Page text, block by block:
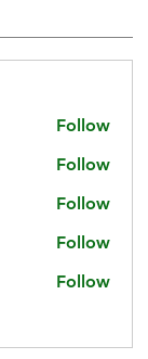
Follow
Follow
Follow
Follow
Follow